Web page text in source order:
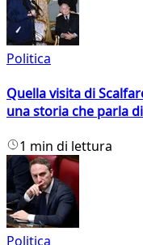
Politica
Quella visita di
una storia che parla
1 min di lettura
Politica